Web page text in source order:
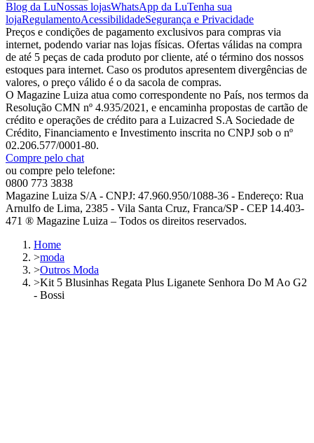
Blog da LuNossas lojasWhatsApp da LuTenha sua
lojaRegulamentoAcessibilidadeSegurança e Privacidade
Preços e condições de pagamento exclusivos para compras via
internet, podendo variar nas lojas físicas. Ofertas válidas na compra
de até 5 peças de cada produto por cliente, até o término dos nossos
estoques para internet. Caso os produtos apresentem divergências de
valores, o preço válido é o da sacola de compras.
O Magazine Luiza atua como correspondente no País, nos termos da
Resolução CMN nº 4.935/2021, e encaminha propostas de cartão de
crédito e operações de crédito para a Luizacred S.A Sociedade de
Crédito, Financiamento e Investimento inscrita no CNPJ sob o nº
02.206.577/0001-80.
Compre pelo chat
ou compre pelo telefone:
0800 773 3838
Magazine Luiza S/A - CNPJ: 47.960.950/1088-36 - Endereço: Rua
Arnulfo de Lima, 2385 - Vila Santa Cruz, Franca/SP - CEP 14.403-
471 ® Magazine Luiza – Todos os direitos reservados.
Home
>moda
>Outros Moda
>Kit 5 Blusinhas Regata Plus Liganete Senhora Do M Ao G2
- Bossi